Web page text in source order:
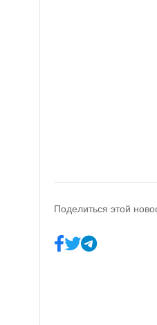
Поделиться этой